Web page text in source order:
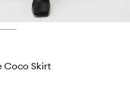
Coco Skirt